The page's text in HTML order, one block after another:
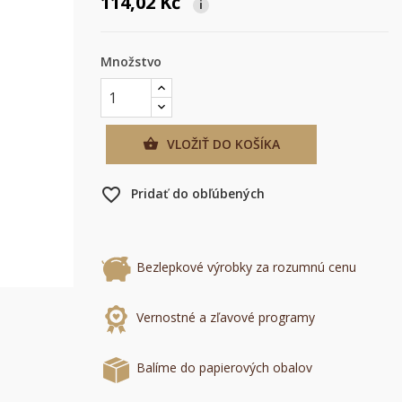
i
Množstvo
 VLOŽIŤ DO KOŠÍKA
favorite_border Pridať do obľúbených
Bezlepkové výrobky za rozumnú cenu
Vernostné a zľavové programy
Balíme do papierových obalov